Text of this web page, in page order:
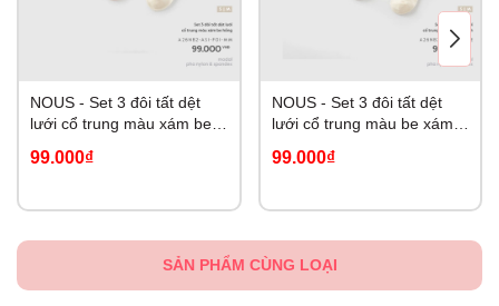
NOUS - Set 3 đôi tất dệt
lưới cổ trung màu xám be
99.000₫
NOUS - Set 3 đôi tất dệt
lưới cổ trung màu be xám
99.000₫
SẢN PHẨM CÙNG LOẠI